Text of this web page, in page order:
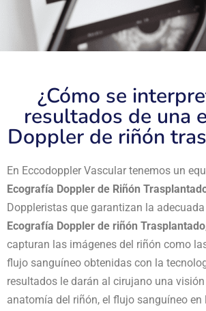
¿Cómo se
resultados de una
Doppler de riñón
En Eccodoppler Vascular tenemos un
Ecografía Doppler de Riñón
Doppleristas que garantizan la
Ecografía Doppler de riñón Trasplantado
capturan las imágenes del riñón como
flujo sanguíneo obtenidas con la
resultados le darán al cirujano una
anatomía del riñón, el flujo sanguíneo en